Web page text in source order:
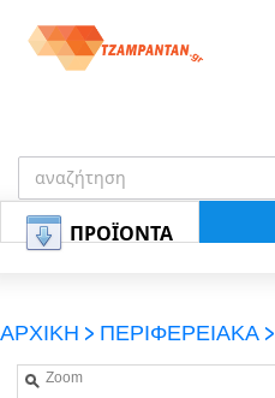
ΠΡΟΪΟΝΤΑ
ΑΡΧΙΚΗ > ΠΕΡΙΦΕΡΕΙΑΚΑ >
Zoom